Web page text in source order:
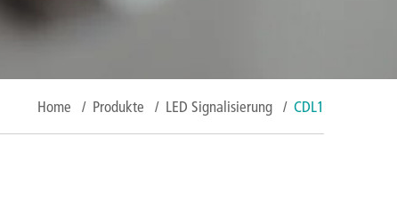
Home / Produkte / LED Signalisierung / CDL1